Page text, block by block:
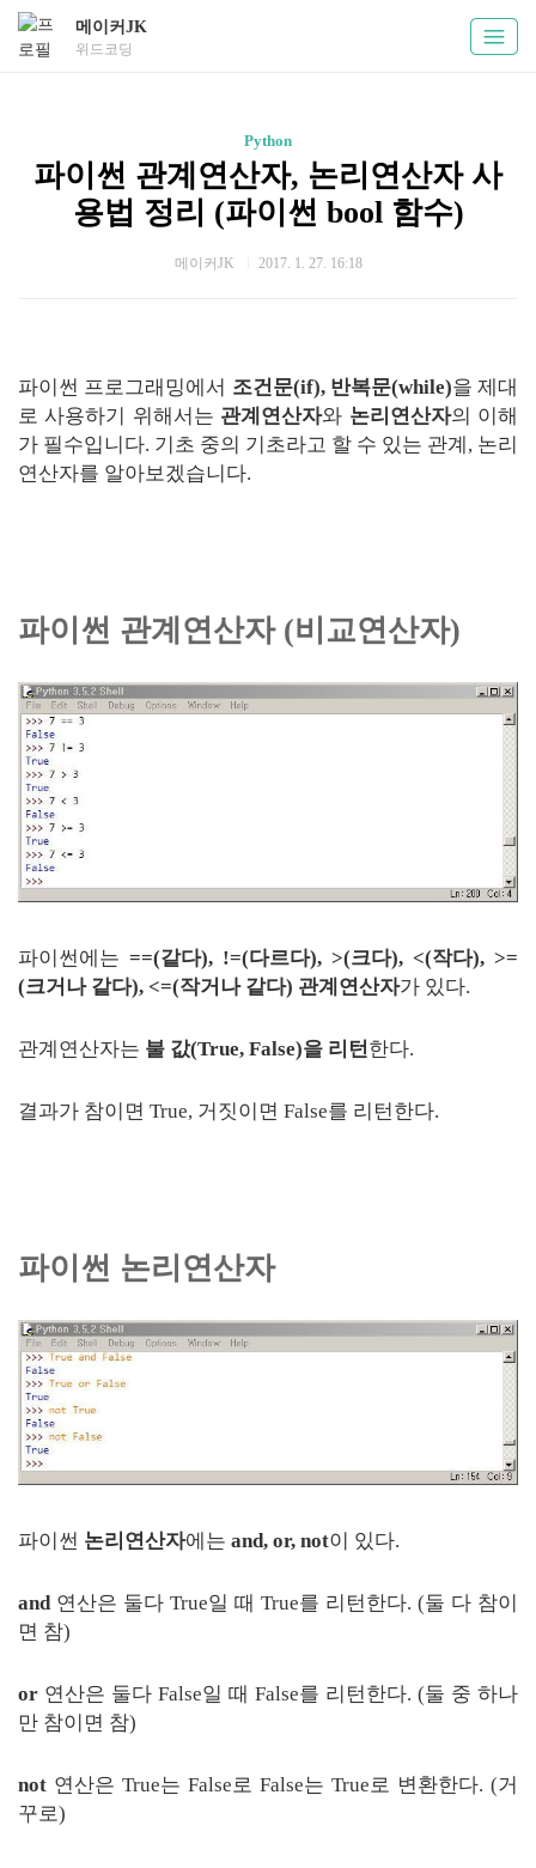
메이커JK
위드코딩
Python
파이썬 관계연산자, 논리연산자 사
용법 정리 (파이썬 bool 함수)
메이커JK 2017. 1. 27. 16:18
파이썬 프로그래밍에서 조건문(if), 반복문(while)을 제대
로 사용하기 위해서는 관계연산자와 논리연산자의 이해
가 필수입니다. 기초 중의 기초라고 할 수 있는 관계, 논리
연산자를 알아보겠습니다.
파이썬 관계연산자 (비교연산자)
파이썬에는 ==(같다), !=(다르다), >(크다), <(작다), >=
(크거나 같다), <=(작거나 같다) 관계연산자가 있다.
관계연산자는 불 값(True, False)을 리턴 한다.
결과가 참이면 True, 거짓이면 False를 리턴한다.
파이썬 논리연산자
파이썬 논리연산자에는 and, or, not이 있다.
and 연산은 둘다 True일 때 True를 리턴한다. (둘 다 참이
면 참)
or 연산은 둘다 False일 때 False를 리턴한다. (둘 중 하나
만 참이면 참)
not 연산은 True는 False로 False는 True로 변환한다. (거
꾸로)